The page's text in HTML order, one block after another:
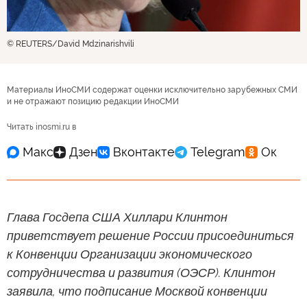
© REUTERS/David Mdzinarishvili
Материалы ИноСМИ содержат оценки исключительно зарубежных СМИ
и не отражают позицию редакции ИноСМИ
Читать inosmi.ru в
Глава Госдепа США Хиллари Клинтон
приветствует решение России присоединиться
к Конвенции Организации экономического
сотрудничества и развития (ОЭСР). Клинтон
заявила, что подписание Москвой конвенции